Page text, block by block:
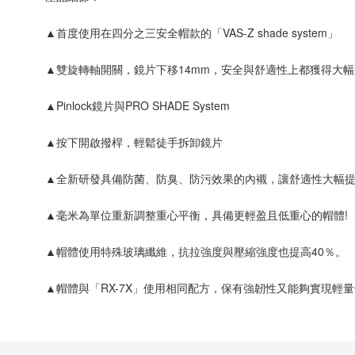
▲首度使用在四分之三安全帽款的「VAS-Z shade system」
▲雙旋轉軸開關，鏡片下移14mm，安全與舒適性上都獲得大幅
▲Pinlock鏡片與PRO SHADE System
▲按下開啟撥桿，輕鬆徒手拆卸鏡片
▲全新研發具備防菌、防臭、防污效果的內襯，讓舒適性大幅提
▲毫米為單位重新調整重心平衡，具備更輕盈且低重心的帽體!
▲帽體使用特殊玻璃纖維，抗拉強度與壓縮強度也提高40％。
▲帽體與「RX-7X」使用相同配方，保有強韌性又能夠實現輕量